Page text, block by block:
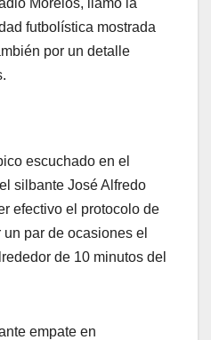
Morelos, llamó la
futbolística mostrada
por un detalle
escuchado en el
silbante José Alfredo
efectivo el protocolo de
par de ocasiones el
de 10 minutos del
empate en